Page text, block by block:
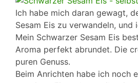
Ich habe mich daran gewagt,
Sesam Eis zu verwandeln,
Mein Schwarzer Sesam Eis
Aroma perfekt abrundet. Die
puren Genuss.
Beim Anrichten habe ich noch